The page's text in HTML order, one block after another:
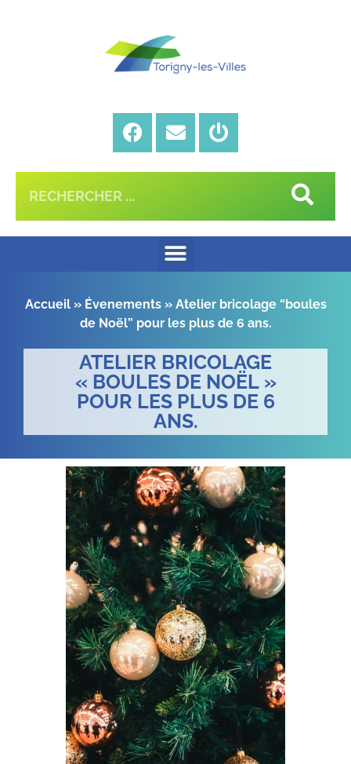
Accueil» Évenements» Atelier bricolage “boules
de Noël” pour les plus de 6 ans.
ATELIER BRICOLAGE
« BOULES DE NOËL »
POUR LES PLUS DE 6
ANS.